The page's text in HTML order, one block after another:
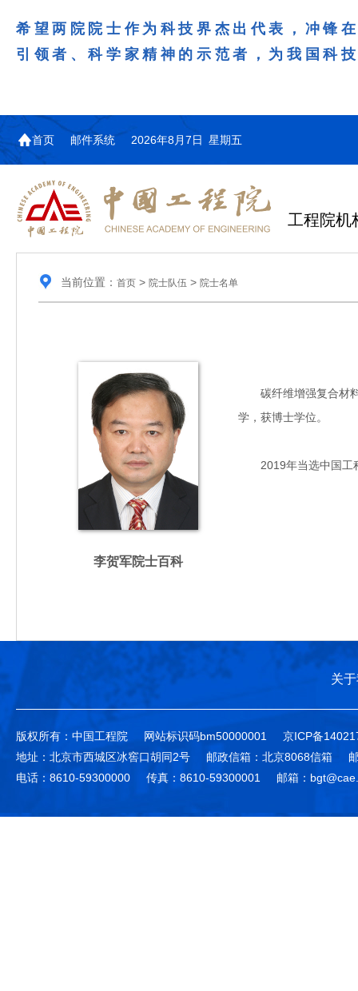
希望两院院士作为科技界杰出代表，冲锋
引领者、科学家精神的示范者，为我国科
首页 邮件系统 2026年8月7日 星期五
工程院机
当前位置： 首页> 院士队伍 > 院士名单
李贺军院士百科
碳纤维增强复合材料
学，获博士学位。
2019年当选中国工
关
版权所有：中国工程院 网站标识码bm50000001
京ICP备
地址：北京市西城区冰窖口胡同2号
邮政信箱：北京8068信箱
电话：8610-59300000
传真：8610-59300001 邮箱：